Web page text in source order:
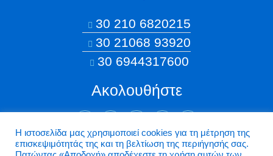
Ακολουθήστε
©2026 Nikospachilas.eu - Design by Dstream
30 210 6820215
30 21068 93920
30 6944317600
Η ιστοσελίδα μας χρησιμοποιεί cookies για τη μέτρηση της
επισκεψιμότητάς της και τη βελτίωση της περιήγησής σας.